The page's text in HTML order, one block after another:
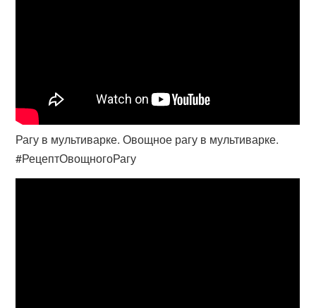
Рагу в мультиварке. Овощное рагу в мультиварке.
#РецептОвощногоРагу